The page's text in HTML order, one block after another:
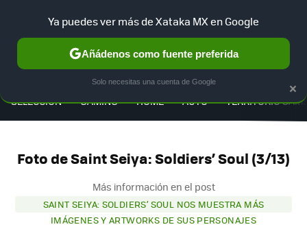
SELECCIÓN GAMING HOME AUTO TERRITORIO
Foto de Saint Seiya: Soldiers’ Soul (3/13)
Más información en el post
SAINT SEIYA: SOLDIERS’ SOUL NOS MUESTRA MÁS
IMÁGENES Y ARTWORKS DE SUS PERSONAJES
×
Ya puedes ver más de Xataka MX en Google
Añádenos como fuente preferida
Solo necesitas una cuenta de Google